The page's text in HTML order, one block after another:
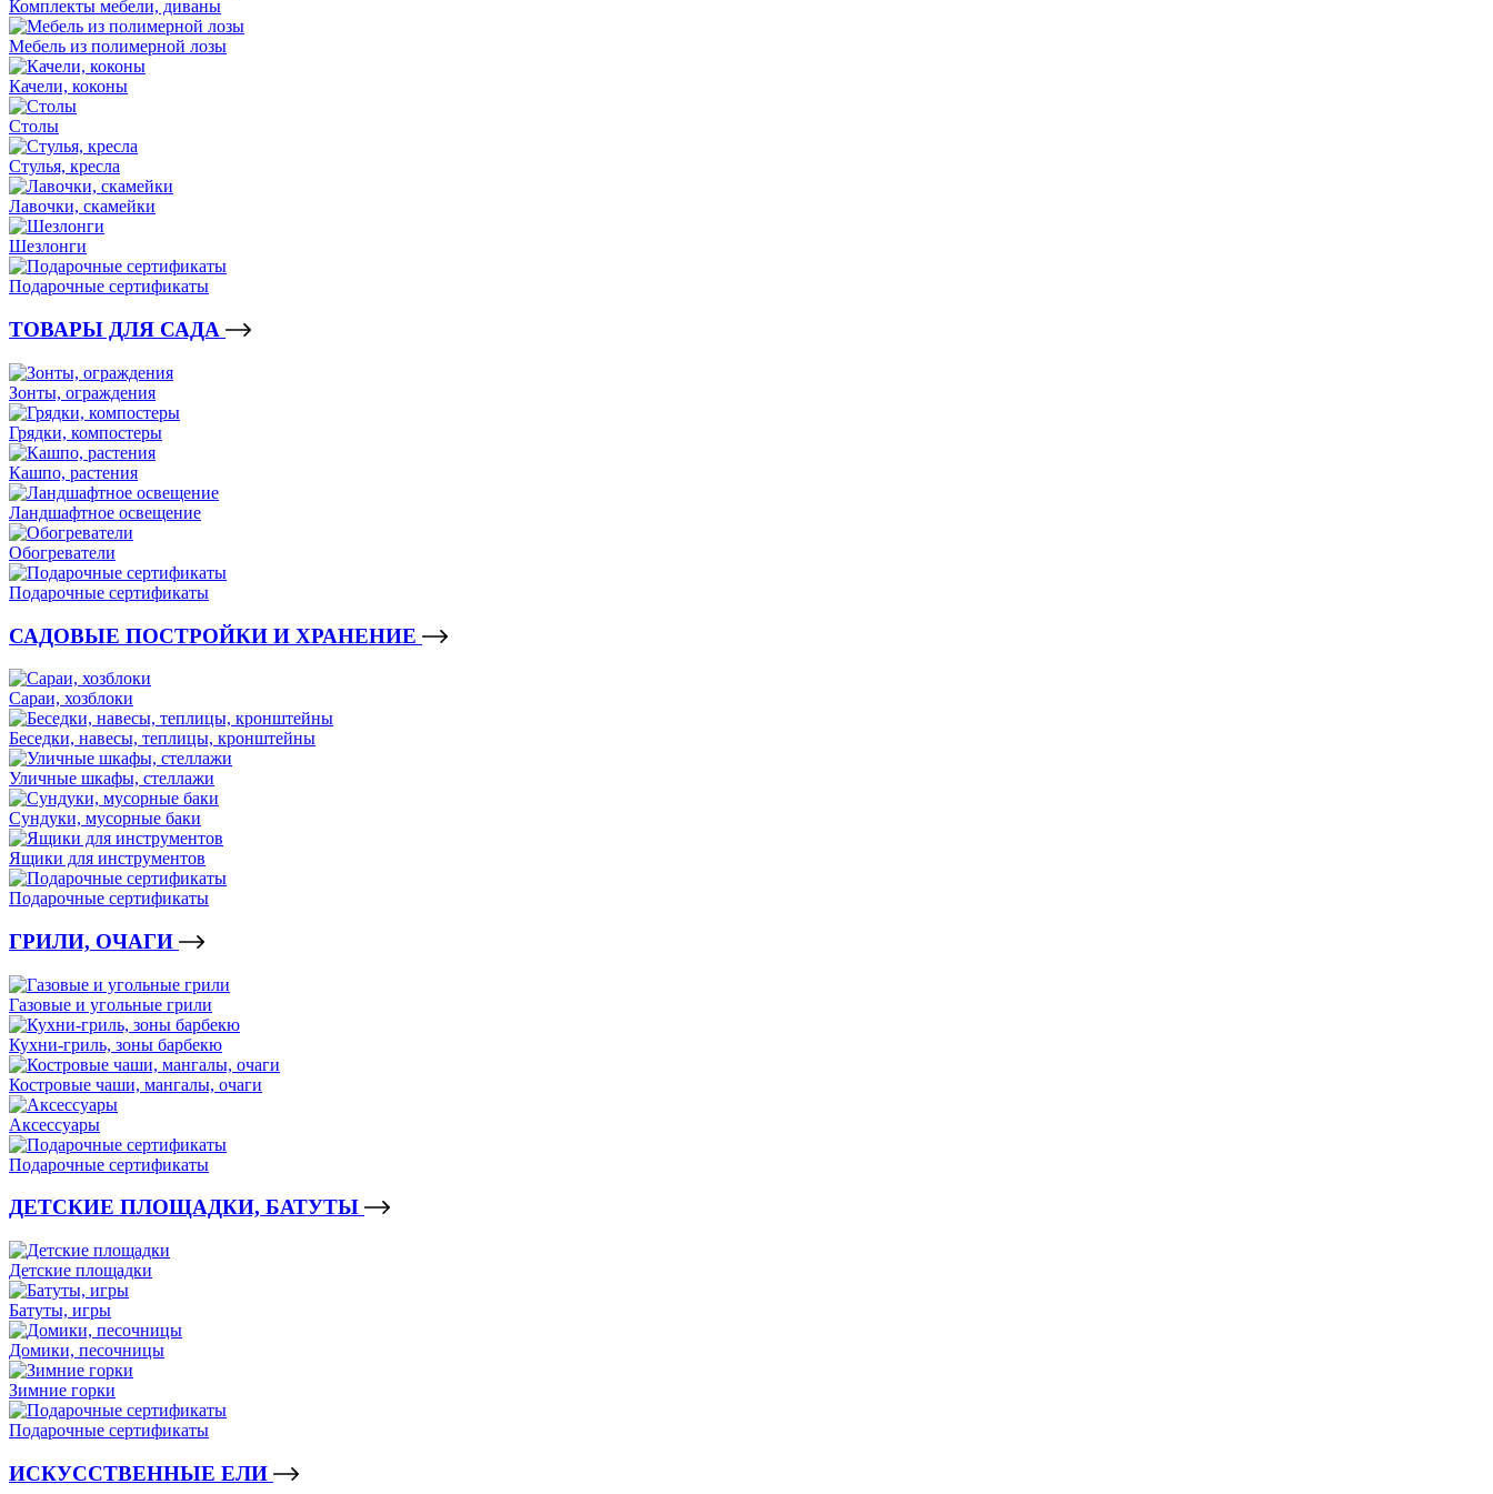
Комплекты мебели, диваны
Мебель из полимерной лозы
Качели, коконы
Столы
Стулья, кресла
Лавочки, скамейки
Шезлонги
Подарочные сертификаты
ТОВАРЫ ДЛЯ САДА
Зонты, ограждения
Грядки, компостеры
Кашпо, растения
Ландшафтное освещение
Обогреватели
Подарочные сертификаты
САДОВЫЕ ПОСТРОЙКИ И ХРАНЕНИЕ
Сараи, хозблоки
Беседки, навесы, теплицы, кронштейны
Уличные шкафы, стеллажи
Сундуки, мусорные баки
Ящики для инструментов
Подарочные сертификаты
ГРИЛИ, ОЧАГИ
Газовые и угольные грили
Кухни-гриль, зоны барбекю
Костровые чаши, мангалы, очаги
Аксессуары
Подарочные сертификаты
ДЕТСКИЕ ПЛОЩАДКИ, БАТУТЫ
Детские площадки
Батуты, игры
Домики, песочницы
Зимние горки
Подарочные сертификаты
ИСКУССТВЕННЫЕ ЕЛИ